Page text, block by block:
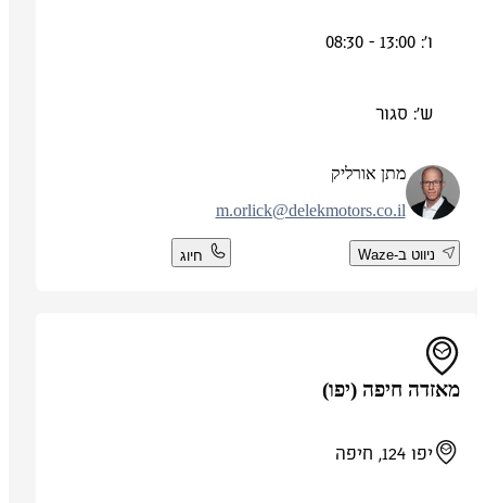
ש': סגור
מתן אורליק
m.orlick@delekmotors.co.il
ניווט ב-Waze חיוג
מאזדה חיפה (יפו)
יפו 124, חיפה